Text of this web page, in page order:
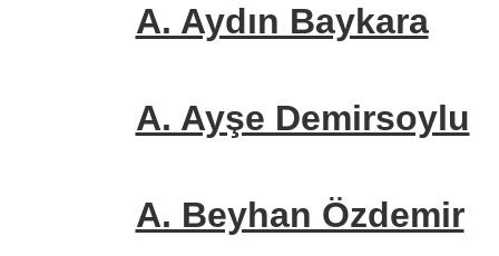
A. Aydın Baykara
A. Ayşe Demirsoylu
A. Beyhan Özdemir